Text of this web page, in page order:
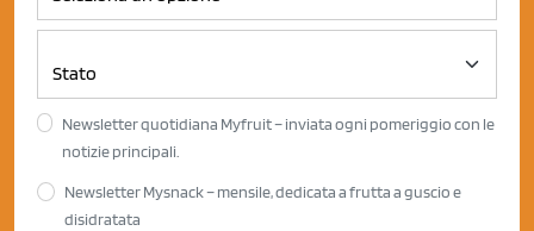
Newsletter quotidiana Myfruit – inviata ogni pomeriggio con le
notizie principali.
Newsletter Mysnack – mensile, dedicata a frutta a guscio e
disidratata